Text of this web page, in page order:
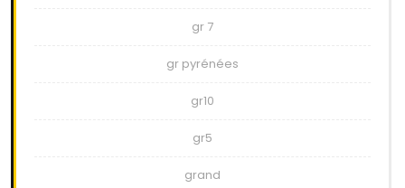
gr 7
gr pyrénées
gr10
gr5
grand